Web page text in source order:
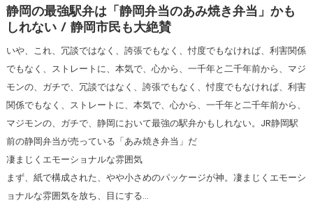
静岡の最強駅弁は「静岡弁当のあみ焼き弁当」かも
しれない / 静岡市民も大絶賛
いや、これ、冗談ではなく、誇張でもなく、忖度でもなければ、利害関係
でもなく、ストレートに、本気で、心から、一千年と二千年前から、マジ
モンの、ガチで、冗談ではなく、誇張でもなく、忖度でもなければ、利害
関係でもなく、ストレートに、本気で、心から、一千年と二千年前から、
マジモンの、ガチで、静岡において最強の駅弁かもしれない。JR静岡駅
前の静岡弁当が売っている「あみ焼き弁当」だ
凄まじくエモーショナルな雰囲気
まず、紙で構成された、やや小さめのパッケージが神。凄まじくエモーシ
ョナルな雰囲気を放ち、目にする…